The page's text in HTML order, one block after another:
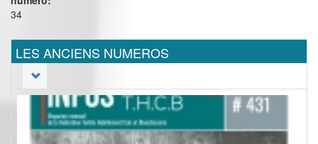
34
LES ANCIENS NUMEROS